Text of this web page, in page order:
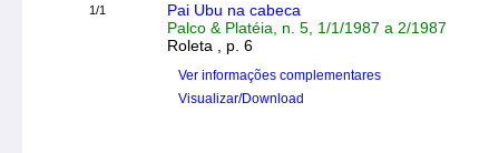
1/1
Pai Ubu na cabeca
Palco & Platéia, n. 5, 1/1/1987 a 2/1987
Roleta , p. 6
Ver informações complementares
Visualizar/Download